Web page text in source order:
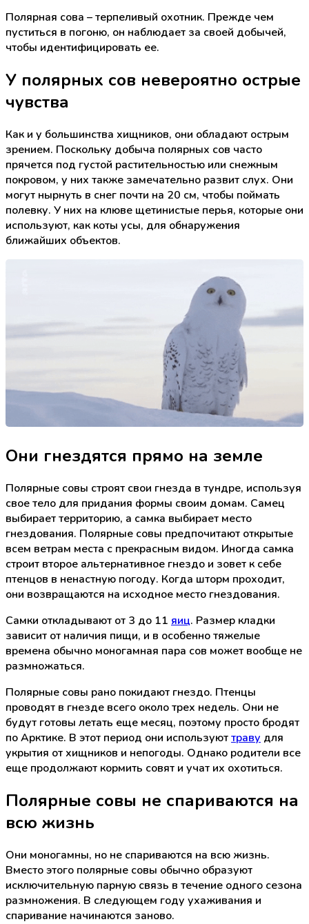
Полярная сова – терпеливый охотник. Прежде чем
пуститься в погоню, он наблюдает за своей добычей,
чтобы идентифицировать ее.
У полярных сов невероятно острые
чувства
Как и у большинства хищников, они обладают острым
зрением. Поскольку добыча полярных сов часто
прячется под густой растительностью или снежным
покровом, у них также замечательно развит слух. Они
могут нырнуть в снег почти на 20 см, чтобы поймать
полевку. У них на клюве щетинистые перья, которые они
используют, как коты усы, для обнаружения
ближайших объектов.
Они гнездятся прямо на земле
Полярные совы строят свои гнезда в тундре, используя
свое тело для придания формы своим домам. Самец
выбирает территорию, а самка выбирает место
гнездования. Полярные совы предпочитают открытые
всем ветрам места с прекрасным видом. Иногда самка
строит второе альтернативное гнездо и зовет к себе
птенцов в ненастную погоду. Когда шторм проходит,
они возвращаются на исходное место гнездования.
Самки откладывают от 3 до 11 яиц. Размер кладки
зависит от наличия пищи, и в особенно тяжелые
времена обычно моногамная пара сов может вообще не
размножаться.
Полярные совы рано покидают гнездо. Птенцы
проводят в гнезде всего около трех недель. Они не
будут готовы летать еще месяц, поэтому просто бродят
по Арктике. В этот период они используюттраву для
укрытия от хищников и непогоды. Однако родители все
еще продолжают кормить совят и учат их охотиться.
Полярные совы не спариваются на
всю жизнь
Они моногамны, но не спариваются на всю жизнь.
Вместо этого полярные совы обычно образуют
исключительную парную связь в течение одного сезона
размножения. В следующем году ухаживания и
спаривание начинаются заново.